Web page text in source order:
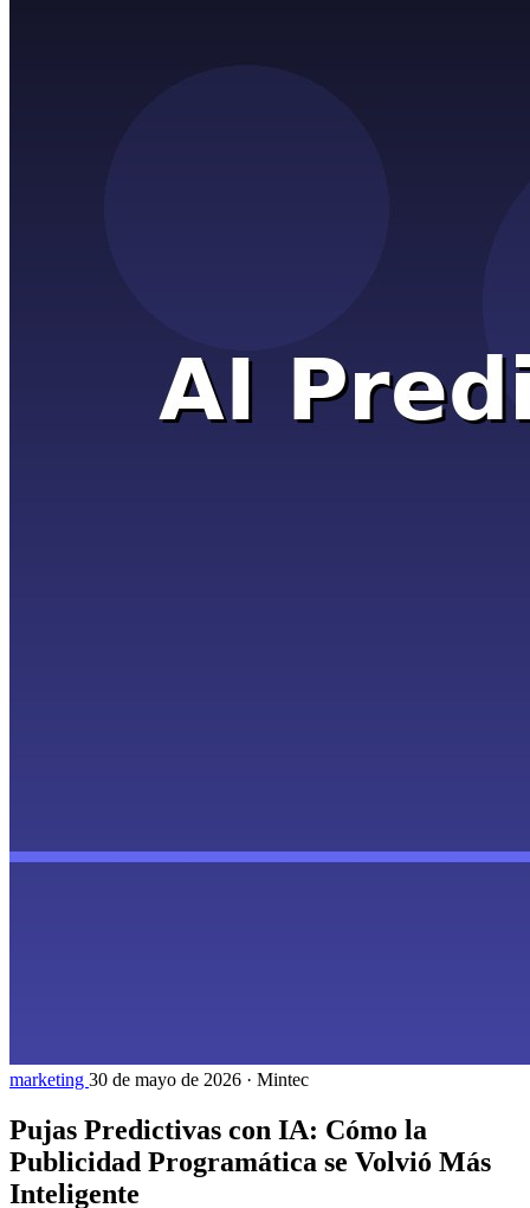
marketing 30 de mayo de 2026 · Mintec
Pujas Predictivas con IA: Cómo la
Publicidad Programática se Volvió Más
Inteligente